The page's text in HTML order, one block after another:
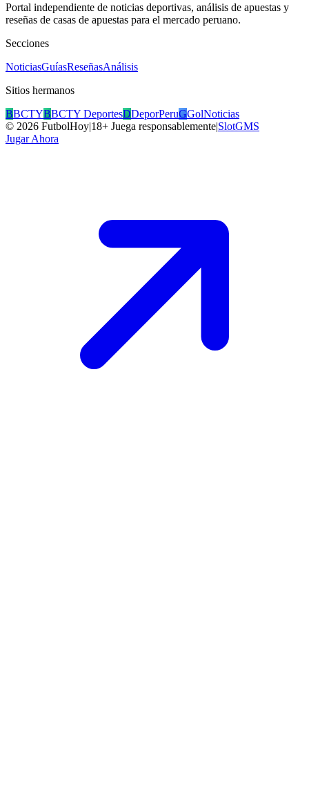
Portal independiente de noticias deportivas, análisis de apuestas y
reseñas de casas de apuestas para el mercado peruano.
Secciones
NoticiasGuíasReseñasAnálisis
Sitios hermanos
BBCTYBBCTY DeportesDDeporPeruGGolNoticias
© 2026 FutbolHoy|18+ Juega responsablemente|SlotGMS
Jugar Ahora